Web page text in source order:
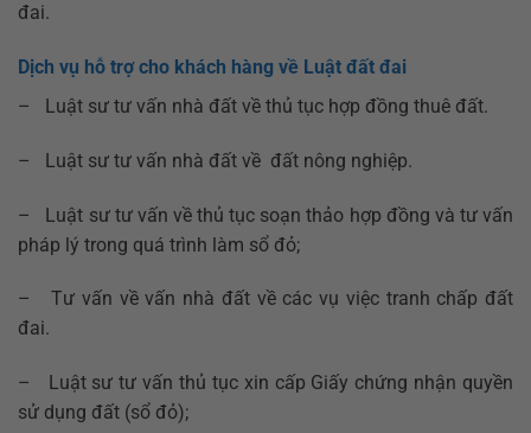
đai.
Dịch vụ hỗ trợ cho khách hàng về Luật đất đai
– Luật sư tư vấn nhà đất về thủ tục hợp đồng thuê đất.
– Luật sư tư vấn nhà đất về đất nông nghiệp.
– Luật sư tư vấn về thủ tục soạn thảo hợp đồng và tư vấn
pháp lý trong quá trình làm sổ đỏ;
– Tư vấn về vấn nhà đất về các vụ việc tranh chấp đất
đai.
– Luật sư tư vấn thủ tục xin cấp Giấy chứng nhận quyền
sử dụng đất (sổ đỏ);